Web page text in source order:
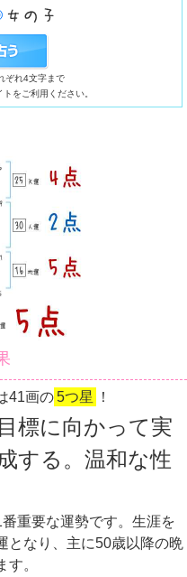
ぞれ4文字まで
をご利用ください。
41画の5つ星 ！
標に向かって実
する。温和な性
重要な運勢です。生涯を
となり、主に50歳以降の晩
。